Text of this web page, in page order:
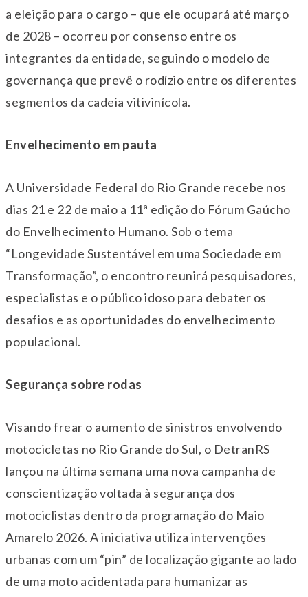
a eleição para o cargo – que ele ocupará até março
de 2028 – ocorreu por consenso entre os
integrantes da entidade, seguindo o modelo de
governança que prevê o rodízio entre os diferentes
segmentos da cadeia vitivinícola.
Envelhecimento em pauta
A Universidade Federal do Rio Grande recebe nos
dias 21 e 22 de maio a 11ª edição do Fórum Gaúcho
do Envelhecimento Humano. Sob o tema
“Longevidade Sustentável em uma Sociedade em
Transformação”, o encontro reunirá pesquisadores,
especialistas e o público idoso para debater os
desafios e as oportunidades do envelhecimento
populacional.
Segurança sobre rodas
Visando frear o aumento de sinistros envolvendo
motocicletas no Rio Grande do Sul, o DetranRS
lançou na última semana uma nova campanha de
conscientização voltada à segurança dos
motociclistas dentro da programação do Maio
Amarelo 2026. A iniciativa utiliza intervenções
urbanas com um “pin” de localização gigante ao lado
de uma moto acidentada para humanizar as